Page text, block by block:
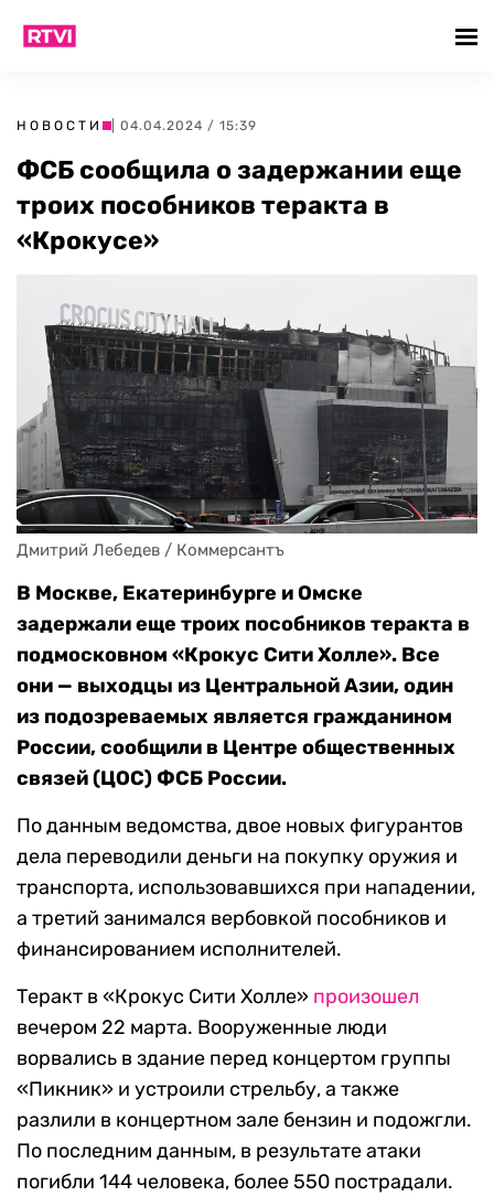
НОВОСТИ | 04.04.2024 / 15:39
ФСБ сообщила о задержании еще
троих пособников теракта в
«Крокусе»
Дмитрий Лебедев / Коммерсантъ
В Москве, Екатеринбурге и Омске
задержали еще троих пособников теракта в
подмосковном «Крокус Сити Холле». Все
они — выходцы из Центральной Азии, один
из подозреваемых является гражданином
России, сообщили в Центре общественных
связей (ЦОС) ФСБ России.
По данным ведомства, двое новых фигурантов
дела переводили деньги на покупку оружия и
транспорта, использовавшихся при нападении,
а третий занимался вербовкой пособников и
финансированием исполнителей.
Теракт в «Крокус Сити Холле» произошел
вечером 22 марта. Вооруженные люди
ворвались в здание перед концертом группы
«Пикник» и устроили стрельбу, а также
разлили в концертном зале бензин и подожгли.
По последним данным, в результате атаки
погибли 144 человека, более 550 пострадали.